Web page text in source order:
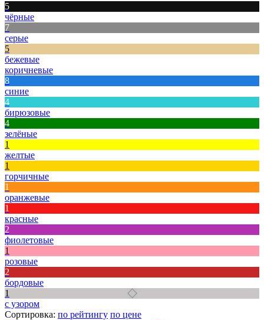
5
чёрные
7
серые
5
бежевые
коричневые
8
синие
4
бирюзовые
4
зелёные
1
желтые
1
горчичные
1
оранжевые
1
красные
2
фиолетовые
1
розовые
2
бордовые
1
с узором
Сортировка: по рейтингу по цене